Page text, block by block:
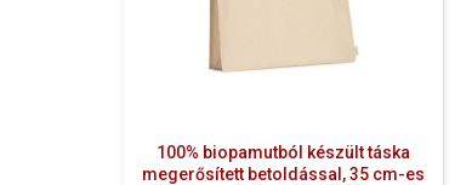
100% biopamutból készült táska
megerősített betoldással, 35 cm-es